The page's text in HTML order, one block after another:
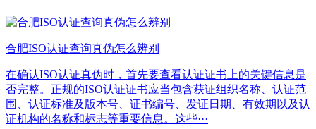
合肥ISO认证查询真伪怎么辨别
在确认ISO认证真伪时，首先要查看认证证书上的关键信息是
否完整。正规的ISO认证证书应当包含获证组织名称、认证范
围、认证标准及版本号、证书编号、发证日期、有效期以及认
证机构的名称和标志等重要信息。这些···